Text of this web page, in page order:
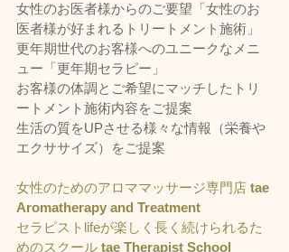
女性のお医者様からのご要望「女性のお
医者様が好まれるトリートメント施術」
更年期世代のお客様へのユニークなメニ
ュー「更年期セラピー」
お客様の体調とご希望にマッチしたトリ
ートメント施術内容をご提案
生活の質をUPさせる様々な情報（栄養や
エクササイズ）をご提案
女性のためのアロママッサージ専門店 tae
Aromatherapy and Treatment
セラピストlifeが楽しく長く続けられるた
めのスクール tae Therapist School